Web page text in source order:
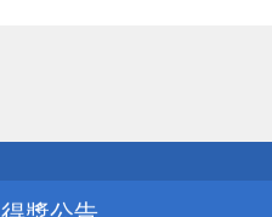
詐騙網頁！請小心！
得獎公告